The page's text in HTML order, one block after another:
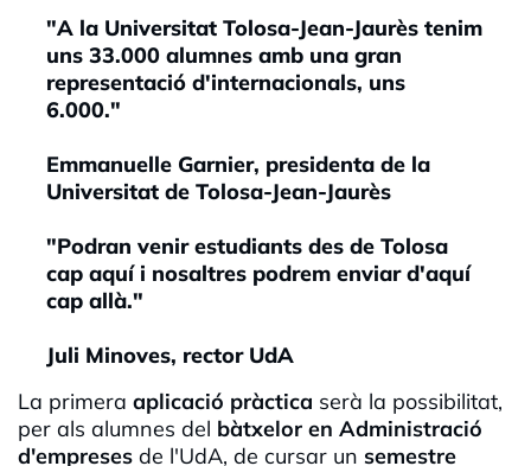
"A la Universitat Tolosa-Jean-Jaurès tenim
uns 33.000 alumnes amb una gran
representació d'internacionals, uns
6.000."
Emmanuelle Garnier, presidenta de la
Universitat de Tolosa-Jean-Jaurès
"Podran venir estudiants des de Tolosa
cap aquí i nosaltres podrem enviar d'aquí
cap allà."
Juli Minoves, rector UdA
La primera aplicació pràctica serà la possibilitat,
per als alumnes del bàtxelor en Administració
d'empreses de l'UdA, de cursar un semestre